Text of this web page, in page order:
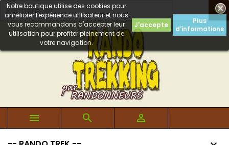

Notre boutique utilise des cookies pour
améliorer l'expérience utilisateur et nous
vous recommandons d'accepter leur
utilisation pour profiter pleinement de
votre navigation.
J'accepte
Plus
d'informations
  